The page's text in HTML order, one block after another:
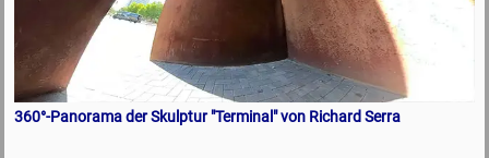
360°-Panorama der Skulptur "Terminal" von Richard Serra